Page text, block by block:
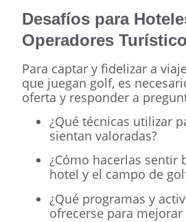
Desafíos para
Operadores
Para captar y fidelizar a
que juegan golf, es
oferta y responder a
¿Qué técnicas utilizar
sientan valoradas?
¿Cómo hacerlas sentir
hotel y el campo de
¿Qué programas y
ofrecerse para mejorar